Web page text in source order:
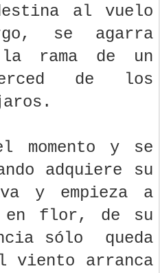
al vuelo
se agarra
la rama de un
de los
momento y se
adquiere su
y empieza a
flor, de su
sólo queda
arranca